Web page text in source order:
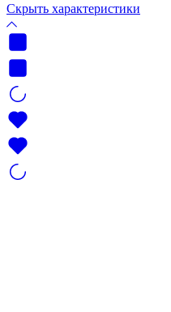
Скрыть характеристики